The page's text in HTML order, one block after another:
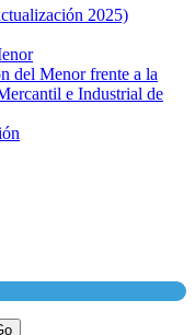
2025)
del Menor frente a la
e Industrial de